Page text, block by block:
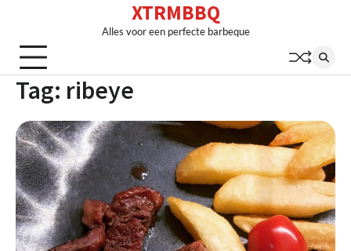
content
XTRMBBQ
Alles voor een perfecte barbeque
Tag: ribeye